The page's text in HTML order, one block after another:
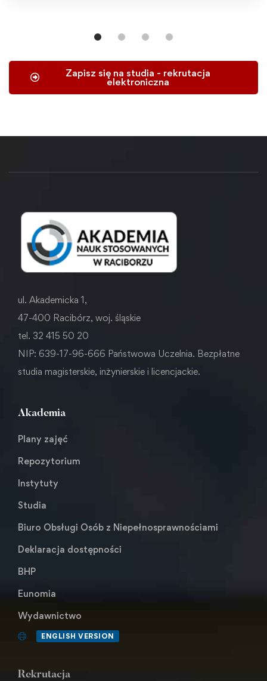
Zapisz się na studia - rekrutacja
elektroniczna
ul. Akademicka 1,
47-400 Racibórz, woj. śląskie
tel. 32 415 50 20
NIP: 639-17-96-666 Państwowa Uczelnia. Bezpłatne
studia magisterskie, inżynierskie i licencjackie.
Akademia
Plany zajęć
Repozytorium
Instytuty
Studia
Biuro Obsługi Osób z Niepełnosprawnościami
Deklaracja dostępności
BHP
Eunomia
Wydawnictwo
ENGLISH VERSION
Rekrutacja